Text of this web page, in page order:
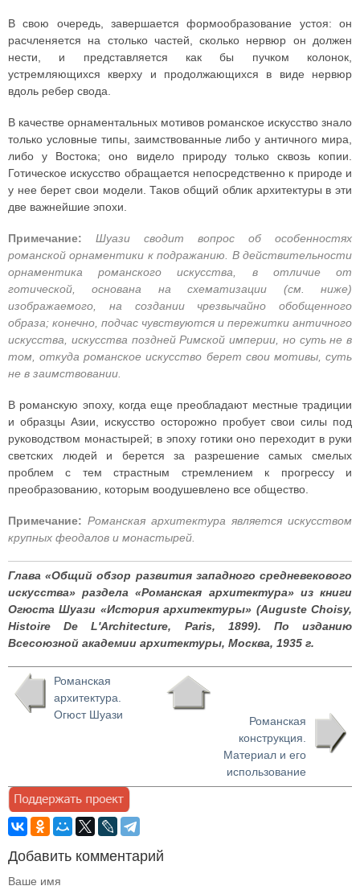
В свою очередь, завершается формообразование устоя: он
расчленяется на столько частей, сколько нервюр он должен
нести, и представляется как бы пучком колонок,
устремляющихся кверху и продолжающихся в виде нервюр
вдоль ребер свода.
В качестве орнаментальных мотивов романское искусство знало
только условные типы, заимствованные либо у античного мира,
либо у Востока; оно видело природу только сквозь копии.
Готическое искусство обращается непосредственно к природе и
у нее берет свои модели. Таков общий облик архитектуры в эти
две важнейшие эпохи.
Примечание:
Шуази сводит вопрос об особенностях
романской орнаментики к подражанию. В действительности
орнаментика романского искусства, в отличие от
готической, основана на схематизации (см. ниже)
изображаемого, на создании чрезвычайно обобщенного
образа; конечно, подчас чувствуются и пережитки античного
искусства, искусства поздней Римской империи, но суть не в
том, откуда романское искусство берет свои мотивы, суть
не в заимствовании.
В романскую эпоху, когда еще преобладают местные традиции
и образцы Азии, искусство осторожно пробует свои силы под
руководством монастырей; в эпоху готики оно переходит в руки
светских людей и берется за разрешение самых смелых
проблем с тем страстным стремлением к прогрессу и
преобразованию, которым воодушевлено все общество.
Примечание: Романская архитектура является искусством
крупных феодалов и монастырей.
Глава «Общий обзор развития западного средневекового
искусства» раздела «Романская архитектура» из книги
Огюста Шуази «История архитектуры» (Auguste Choisy,
Histoire De L'Architecture, Paris, 1899). По изданию
Всесоюзной академии архитектуры, Москва, 1935 г.
Романская
архитектура.
Огюст Шуази
Романская
конструкция.
Материал и его
использование
Добавить комментарий
Ваше имя